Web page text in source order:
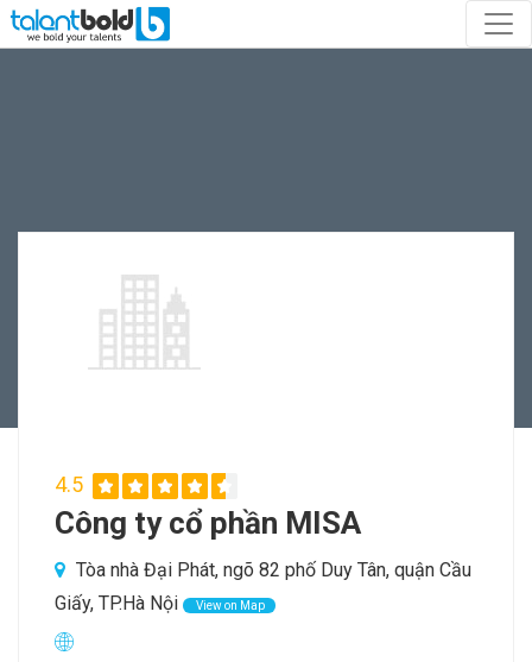
4.5
Công ty cổ phần MISA
Tòa nhà Đại Phát, ngõ 82 phố Duy Tân, quận Cầu
Giấy, TP.Hà Nội
View on Map